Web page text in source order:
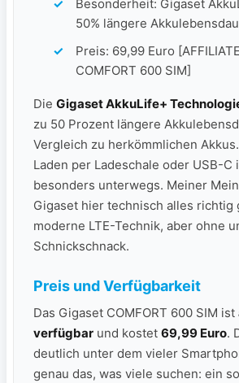
Besonderheit: Gigaset
50% längere
Preis: 69,99 Euro
COMFORT 600 SIM]
Die Gigaset AkkuLife+
zu 50 Prozent längere
Vergleich zu herkömmlichen
Laden per Ladeschale oder USB-C
besonders unterwegs. Meiner
Gigaset hier technisch alles richtig
moderne LTE-Technik, aber ohne
Schnickschnack.
Preis und Verfügbarkeit
Das Gigaset COMFORT 600 SIM ist
verfügbar und kostet 69,99 Euro.
deutlich unter dem vieler
genau das, was viele suchen: ein